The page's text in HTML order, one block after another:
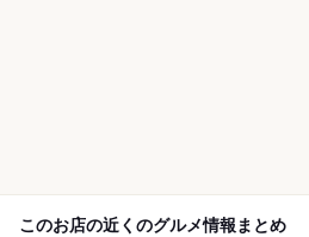
このお店の近くのグルメ情報まとめ